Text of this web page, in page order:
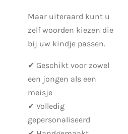
Maar uiteraard kunt u
zelf woorden kiezen die
bij uw kindje passen.
✔ Geschikt voor zowel
een jongen als een
meisje
✔ Volledig
gepersonaliseerd